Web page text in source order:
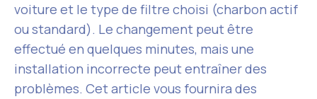
voiture et le type de filtre choisi (charbon actif
ou standard). Le changement peut être
effectué en quelques minutes, mais une
installation incorrecte peut entraîner des
problèmes. Cet article vous fournira des